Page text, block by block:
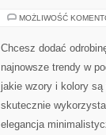
MOŻLIWOŚĆ
Chcesz dodać
najnowsze trendy w
jakie wzory i kolory
skutecznie
elegancja